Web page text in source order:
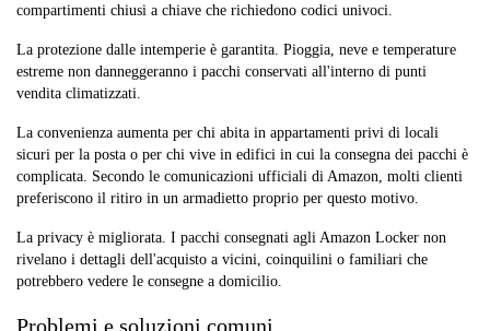
compartimenti chiusi a chiave che richiedono codici univoci.
La protezione dalle intemperie è garantita. Pioggia, neve e temperature
estreme non danneggeranno i pacchi conservati all'interno di punti
vendita climatizzati.
La convenienza aumenta per chi abita in appartamenti privi di locali
sicuri per la posta o per chi vive in edifici in cui la consegna dei pacchi è
complicata. Secondo le comunicazioni ufficiali di Amazon, molti clienti
preferiscono il ritiro in un armadietto proprio per questo motivo.
La privacy è migliorata. I pacchi consegnati agli Amazon Locker non
rivelano i dettagli dell'acquisto a vicini, coinquilini o familiari che
potrebbero vedere le consegne a domicilio.
Problemi e soluzioni comuni